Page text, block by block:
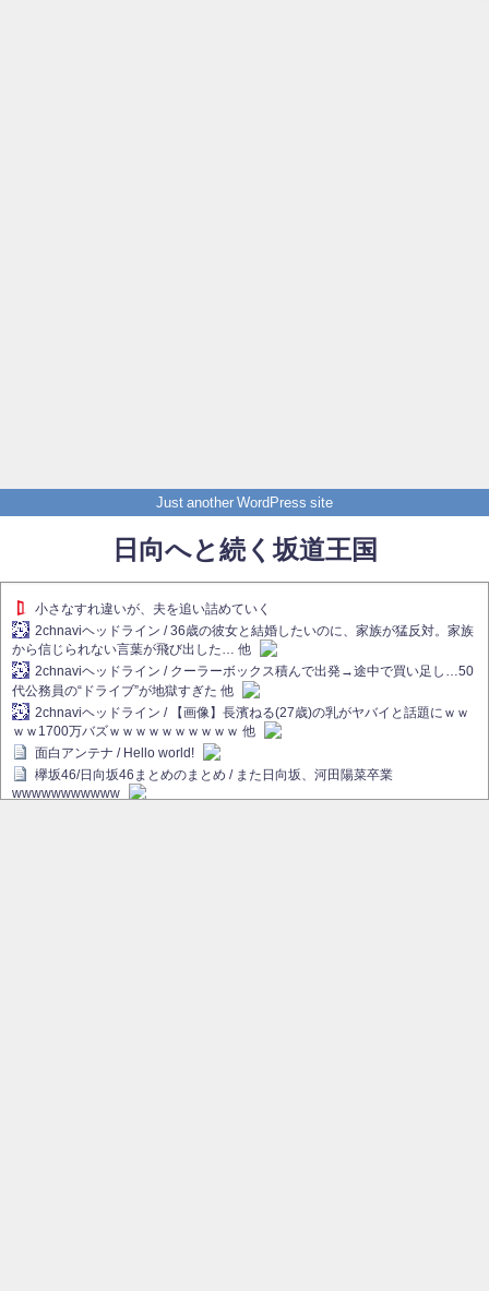
Just another WordPress site
日向へと続く坂道王国
小さなすれ違いが、夫を追い詰めていく
2chnaviヘッドライン / 36歳の彼女と結婚したいのに、家族が猛反対。家族
から信じられない言葉が飛び出した… 他
2chnaviヘッドライン / クーラーボックス積んで出発→途中で買い足し…50
代公務員の“ドライブ”が地獄すぎた 他
2chnaviヘッドライン / 【画像】長濱ねる(27歳)の乳がヤバイと話題にｗｗ
ｗｗ1700万バズｗｗｗｗｗｗｗｗｗｗ 他
面白アンテナ / Hello world!
欅坂46/日向坂46まとめのまとめ / また日向坂、河田陽菜卒業
wwwwwwwwwww